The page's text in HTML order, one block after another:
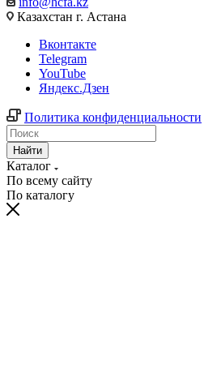
Казахстан г. Астана
Вконтакте
Telegram
YouTube
Яндекс.Дзен
Политика конфиденциальности
Найти
Каталог
По всему сайту
По каталогу